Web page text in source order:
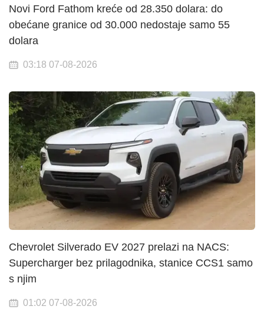
Novi Ford Fathom kreće od 28.350 dolara: do
obećane granice od 30.000 nedostaje samo 55
dolara
03:18 07-08-2026
Chevrolet Silverado EV 2027 prelazi na NACS:
Supercharger bez prilagodnika, stanice CCS1 samo
s njim
01:02 07-08-2026